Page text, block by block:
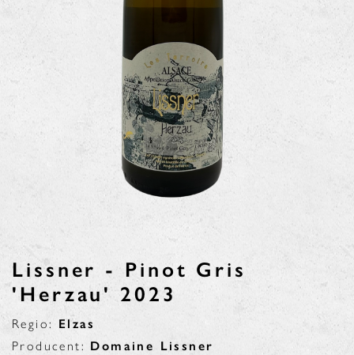
Lissner - Pinot Gris
'Herzau' 2023
Regio: Elzas
Producent: Domaine Lissner